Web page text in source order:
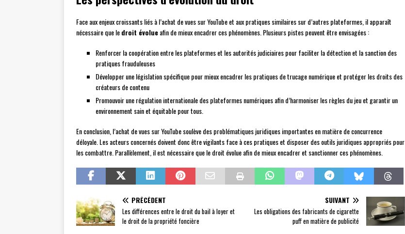
Face aux enjeux croissants liés à l’achat de vues sur YouTube et aux pratiques similaires sur d’autres plateformes, il apparaît
nécessaire que ledroit évolueafin de mieux encadrer ces phénomènes. Plusieurs pistes peuvent être envisagées :
Renforcer la coopération entre les plateformes et les autorités judiciaires pour faciliter la détection et la sanction des
pratiques frauduleuses
Développer une législation spécifique pour mieux encadrer les pratiques de trucage numérique et protéger les droits des
créateurs de contenu
Promouvoir une régulation internationale des plateformes numériques afin d’harmoniser les règles du jeu et garantir un
environnement sain et équitable pour tous.
En conclusion, l’achat de vues sur YouTube soulève des problématiques juridiques importantes en matière de concurrence
déloyale. Les acteurs concernés doivent donc être vigilants face à ces pratiques et disposer des outils juridiques appropriés pour
les combattre. Parallèlement, il est nécessaire que le droit évolue afin de mieux encadrer et sanctionner ces phénomènes.
PRÉCÉDENT
Les différences entre le droit du bail à loyer et
le droit de la propriété foncière
SUIVANT
Les obligations des fabricants de cigarette
puff en matière de publicité